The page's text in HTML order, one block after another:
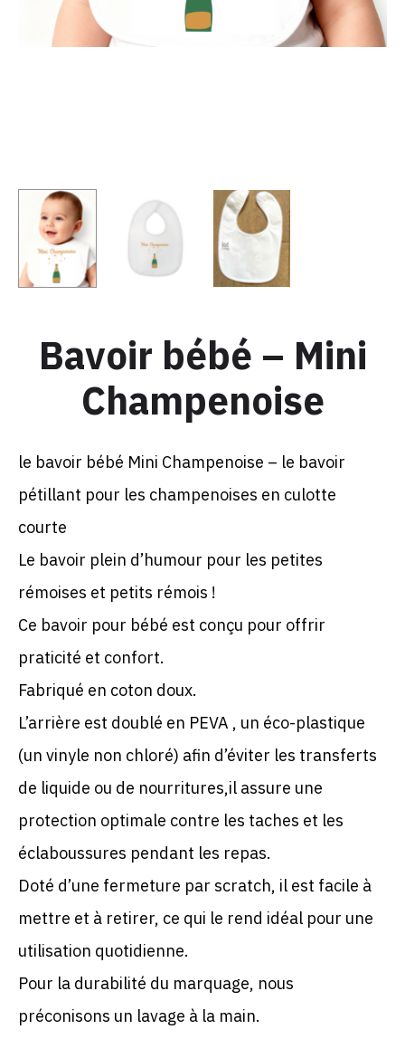
Bavoir bébé – Mini
Champenoise
le bavoir bébé Mini Champenoise – le bavoir
pétillant pour les champenoises en culotte
courte
Le bavoir plein d’humour pour les petites
rémoises et petits rémois !
Ce bavoir pour bébé est conçu pour offrir
praticité et confort.
Fabriqué en coton doux.
L’arrière est doublé en PEVA , un éco-plastique
(un vinyle non chloré) afin d’éviter les transferts
de liquide ou de nourritures,il assure une
protection optimale contre les taches et les
éclaboussures pendant les repas.
Doté d’une fermeture par scratch, il est facile à
mettre et à retirer, ce qui le rend idéal pour une
utilisation quotidienne.
Pour la durabilité du marquage, nous
préconisons un lavage à la main.